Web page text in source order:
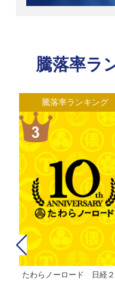
騰落率ラ
騰落率ランキング
たわらノーロード 日経２